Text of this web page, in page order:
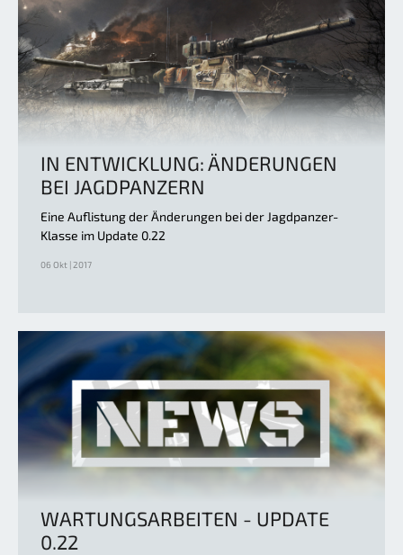
IN ENTWICKLUNG: ÄNDERUNGEN
BEI JAGDPANZERN
Eine Auflistung der Änderungen bei der Jagdpanzer-
Klasse im Update 0.22
06 Okt | 2017
WARTUNGSARBEITEN - UPDATE
0.22